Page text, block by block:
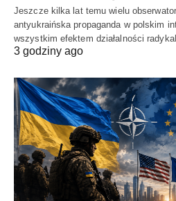
Jeszcze kilka lat temu wielu
antyukraińska propaganda w polskim
wszystkim efektem działalności
3 godziny ago